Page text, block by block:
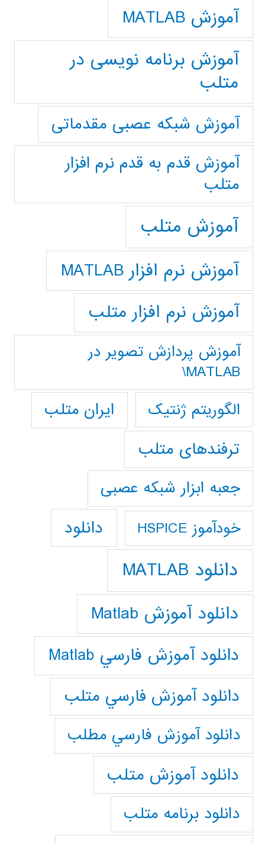
آموزش MATLAB
آموزش برنامه نویسی در
متلب
آموزش شبکه عصبی مقدماتی
آموزش قدم به قدم نرم افزار
متلب
آموزش متلب
آموزش نرم افزار MATLAB
آموزش نرم افزار متلب
آموزش پردازش تصوير در
MATLAB\
الگوریتم ژنتیک
ایران متلب
ترفندهای متلب
جعبه ابزار شبکه عصبی
خودآموز HSPICE دانلود
دانلود MATLAB
دانلود آموزش Matlab
دانلود آموزش فارسي Matlab
دانلود آموزش فارسي متلب
دانلود آموزش فارسي مطلب
دانلود آموزش متلب
دانلود برنامه متلب